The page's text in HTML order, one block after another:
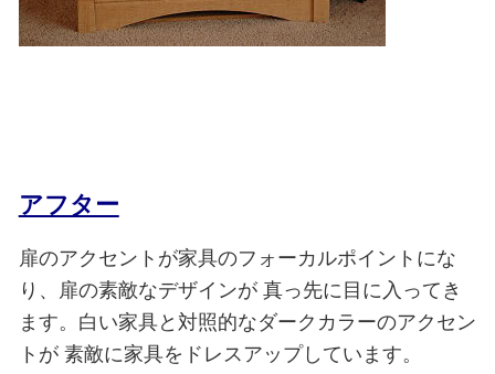
アフター
扉のアクセントが家具のフォーカルポイントにな
り、扉の素敵なデザインが真っ先に目に入ってき
ます。白い家具と対照的なダークカラーのアクセン
トが素敵に家具をドレスアップしています。